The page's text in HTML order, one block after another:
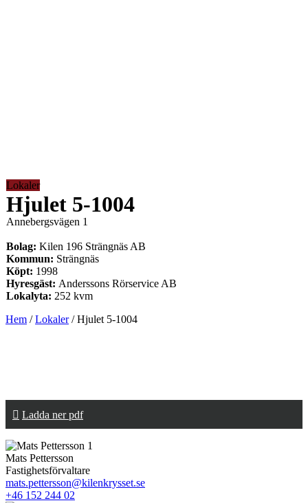
Lokaler
Hjulet 5-1004
Annebergsvägen 1
Bolag: Kilen 196 Strängnäs AB
Kommun: Strängnäs
Köpt: 1998
Hyresgäst: Anderssons Rörservice AB
Lokalyta: 252 kvm
Hem /Lokaler /Hjulet 5-1004
Ladda ner pdf
Mats Pettersson
Fastighetsförvaltare
mats.pettersson@kilenkrysset.se
+46 152 244 02